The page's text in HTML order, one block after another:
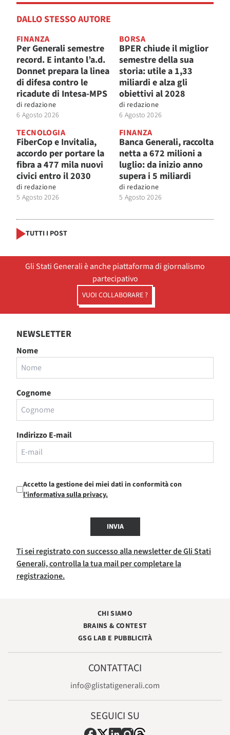
DALLO STESSO AUTORE
FINANZA
Per Generali semestre
record. E intanto l’a.d.
Donnet prepara la linea
di difesa contro le
ricadute di Intesa-MPS
di redazione
6 Agosto 2026
BORSA
BPER chiude il miglior
semestre della sua
storia: utile a 1,33
miliardi e alza gli
obiettivi al 2028
di redazione
6 Agosto 2026
TECNOLOGIA
FiberCop e Invitalia,
accordo per portare la
fibra a 477 mila nuovi
civici entro il 2030
di redazione
5 Agosto 2026
FINANZA
Banca Generali, raccolta
netta a 672 milioni a
luglio: da inizio anno
supera i 5 miliardi
di redazione
5 Agosto 2026
TUTTI I POST
Gli Stati Generali è anche piattaforma di giornalismo
partecipativo
VUOI COLLABORARE ?
NEWSLETTER
Nome
Cognome
Indirizzo E-mail
Accetto la gestione dei miei dati in conformità con
l'informativa sulla privacy.
INVIA
Ti sei registrato con successo alla newsletter de Gli Stati
Generali, controlla la tua mail per completare la
registrazione.
CHI SIAMO
BRAINS & CONTEST
GSG LAB E PUBBLICITÀ
CONTATTACI
info@glistatigenerali.com
SEGUICI SU